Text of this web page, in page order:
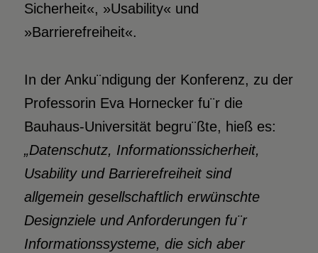
Sicherheit«, »Usability« und
»Barrierefreiheit«.
In der Anku¨ndigung der Konferenz, zu der
Professorin Eva Hornecker fu¨r die
Bauhaus-Universität begru¨ßte, hieß es:
„Datenschutz, Informationssicherheit,
Usability und Barrierefreiheit sind
allgemein gesellschaftlich erwünschte
Designziele und Anforderungen fu¨r
Informationssysteme, die sich aber